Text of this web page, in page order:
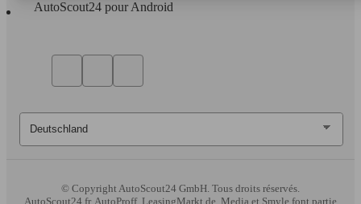
AutoScout24 pour Android
© Copyright AutoScout24 GmbH. Tous droits réservés.
AutoScout24.fr, AutoProff, LeasingMarkt.de, Media et Smyle font partie